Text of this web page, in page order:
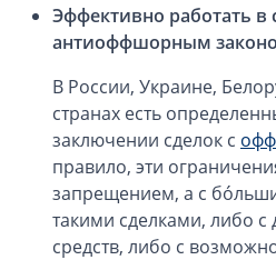
Оффшоры в Панаме
Финансовая отчетность
Ликвидация зарубежных
Открытие счёта
Открытие счета в платежной
Эффективно работать в
антиоффшорным
В России, Украине,
странах есть
заключении сделок с
правило, эти
запрещением, а с
такими сделками, либо
средств, либо с